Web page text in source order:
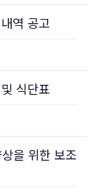
역 공고
식단표
을 위한 보조